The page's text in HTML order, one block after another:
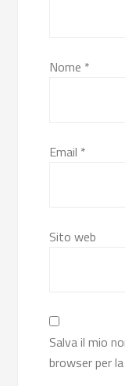
Nome *
Email *
Sito web
Salva il mio
browser per